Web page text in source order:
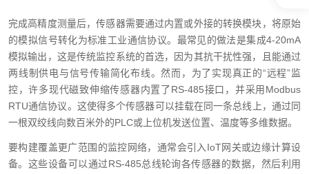
完成高精度测量后，传感器需要通过内置或外接的转换模块，将原始
的模拟信号转化为标准工业通信协议。最常见的做法是集成4-20mA
模拟输出，这是传统监控系统的首选，因为其抗干扰性强，且能通过
两线制供电与信号传输简化布线。然而，为了实现真正的“远程”监
控，许多现代磁致伸缩传感器内置了RS-485接口，并采用Modbus
RTU通信协议。这使得多个传感器可以挂载在同一条总线上，通过同
一根双绞线向数百米外的PLC或上位机发送位置、温度等多维数据。
要构建覆盖更广范围的监控网络，通常会引入IoT网关或边缘计算设
备。这些设备可以通过RS-485总线轮询各传感器的数据，然后利用